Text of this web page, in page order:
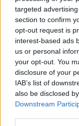
targeted
section to confirm
opt-out request is
interest-based ads
us or personal
your opt-out. You
disclosure of your
IAB’s list of
also be disclosed
Downstream
Ministero
parola della
Falcone,
considerato
da ricevere
inchieste
della politica